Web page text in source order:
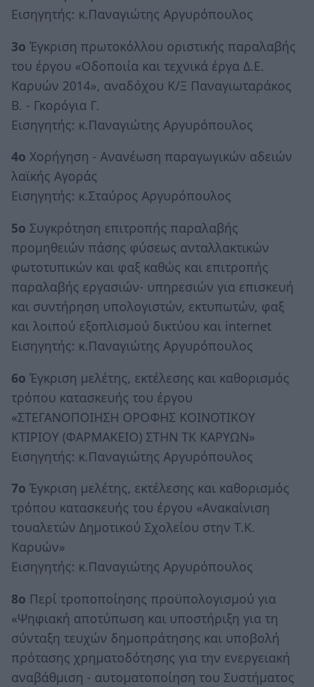
Εισηγητής: κ.Παναγιώτης Αργυρόπουλος
3ο Έγκριση πρωτοκόλλου οριστικής παραλαβής
του έργου «Οδοποιία και τεχνικά έργα Δ.Ε.
Καρυών 2014», αναδόχου Κ/Ξ Παναγιωταράκος
Β. - Γκορόγια Γ.
Εισηγητής: κ.Παναγιώτης Αργυρόπουλος
4ο Χορήγηση - Ανανέωση παραγωγικών αδειών
λαϊκής Αγοράς
Εισηγητής: κ.Σταύρος Αργυρόπουλος
5ο Συγκρότηση επιτροπής παραλαβής
προμηθειών πάσης φύσεως ανταλλακτικών
φωτοτυπικών και φαξ καθώς και επιτροπής
παραλαβής εργασιών- υπηρεσιών για επισκευή
και συντήρηση υπολογιστών, εκτυπωτών, φαξ
και λοιπού εξοπλισμού δικτύου και internet
Εισηγητής: κ.Παναγιώτης Αργυρόπουλος
6ο Έγκριση μελέτης, εκτέλεσης και καθορισμός
τρόπου κατασκευής του έργου
«ΣΤΕΓΑΝΟΠΟΙΗΣΗ ΟΡΟΦΗΣ ΚΟΙΝΟΤΙΚΟΥ
ΚΤΙΡΙΟΥ (ΦΑΡΜΑΚΕΙΟ) ΣΤΗΝ ΤΚ ΚΑΡΥΩΝ»
Εισηγητής: κ.Παναγιώτης Αργυρόπουλος
7ο Έγκριση μελέτης, εκτέλεσης και καθορισμός
τρόπου κατασκευής του έργου «Ανακαίνιση
τουαλετών Δημοτικού Σχολείου στην Τ.Κ.
Καρυών»
Εισηγητής: κ.Παναγιώτης Αργυρόπουλος
8ο Περί τροποποίησης προϋπολογισμού για
«Ψηφιακή αποτύπωση και υποστήριξη για τη
σύνταξη τευχών δημοπράτησης και υποβολή
πρότασης χρηματοδότησης για την ενεργειακή
αναβάθμιση - αυτοματοποίηση του Συστήματος